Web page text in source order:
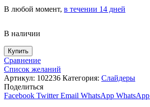
В любой момент, в течении 14 дней
В наличии
Купить
Сравнение
Список желаний
Артикул: 102236 Категория: Слайдеры
Поделиться
Facebook Twitter Email WhatsApp WhatsApp